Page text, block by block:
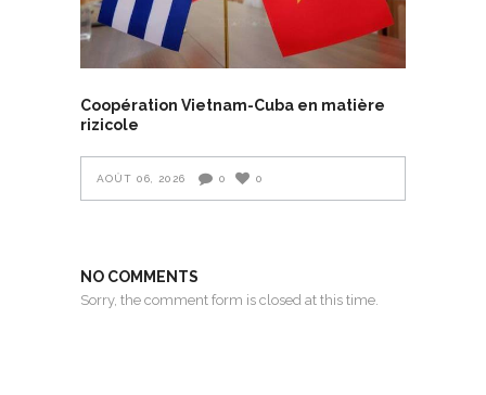
Coopération Vietnam-Cuba en matière
rizicole
AOÛT 06, 2026 0 0
NO COMMENTS
Sorry, the comment form is closed at this time.